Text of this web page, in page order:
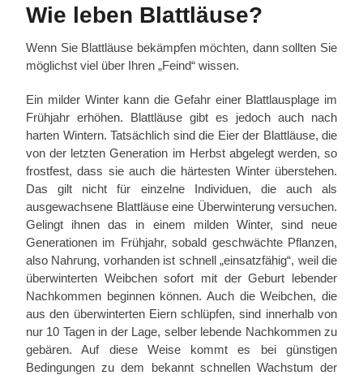
Wie leben Blattläuse?
Wenn Sie Blattläuse bekämpfen möchten, dann sollten Sie
möglichst viel über Ihren „Feind“ wissen.
Ein milder Winter kann die Gefahr einer Blattlausplage im
Frühjahr erhöhen. Blattläuse gibt es jedoch auch nach
harten Wintern. Tatsächlich sind die Eier der Blattläuse, die
von der letzten Generation im Herbst abgelegt werden, so
frostfest, dass sie auch die härtesten Winter überstehen.
Das gilt nicht für einzelne Individuen, die auch als
ausgewachsene Blattläuse eine Überwinterung versuchen.
Gelingt ihnen das in einem milden Winter, sind neue
Generationen im Frühjahr, sobald geschwächte Pflanzen,
also Nahrung, vorhanden ist schnell „einsatzfähig“, weil die
überwinterten Weibchen sofort mit der Geburt lebender
Nachkommen beginnen können. Auch die Weibchen, die
aus den überwinterten Eiern schlüpfen, sind innerhalb von
nur 10 Tagen in der Lage, selber lebende Nachkommen zu
gebären. Auf diese Weise kommt es bei günstigen
Bedingungen zu dem bekannt schnellen Wachstum der